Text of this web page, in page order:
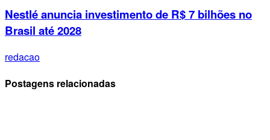
Nestlé anuncia investimento de R$ 7 bilhões no
Brasil até 2028
redacao
Postagens relacionadas